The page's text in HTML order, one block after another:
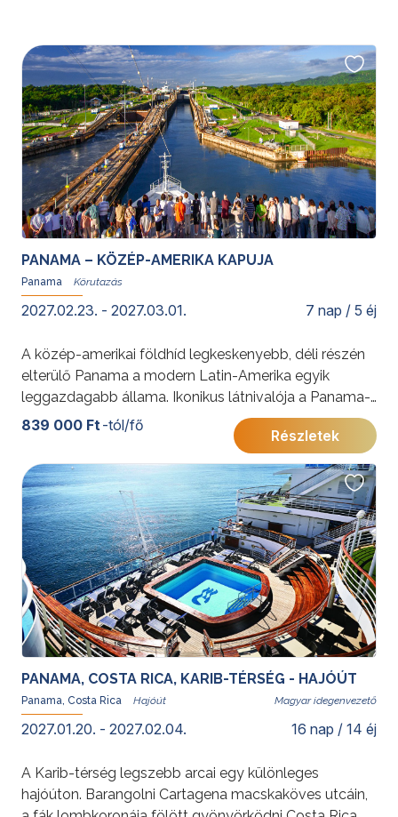
PANAMA – KÖZÉP-AMERIKA KAPUJA
Panama
2027.02.23. - 2027.03.01. 7 nap / 5 éj
A közép-amerikai földhíd legkeskenyebb, déli részén
elterülő Panama a modern Latin-Amerika egyik
leggazdagabb állama. Ikonikus látnivalója a Panama-
csatorna, melynek kalandos megépítése 110 éve
határozza meg a kereskedelmi hajózást az egész
világon. Égbetörő felhőkarcolók és buja esőerdők,
fantasztikus állat- és növényvilág éppúgy
megtalálhatók ebben a karibi országban, mint az
érintetlen partszakaszok és a paradicsomi szigetvilág.
Fedezze fel velünk Panama legszebb látnivalóit egy
kellemes tempójú, egyetlen szálláshelyre épülő
utazás során, amely Panamaváros pezsgő
hangulatát, a világhírű Panama-csatornát és a trópusi
természet különleges világát egyaránt bemutatja.
839 000 Ft -tól/fő
Részletek
PANAMA, COSTA RICA, KARIB-TÉRSÉG - HAJÓÚT
Panama, Costa Rica Magyar idegenvezető
2027.01.20. - 2027.02.04. 16 nap / 14 éj
A Karib-térség legszebb arcai egy különleges
hajóúton. Barangolni Cartagena macskaköves utcáin,